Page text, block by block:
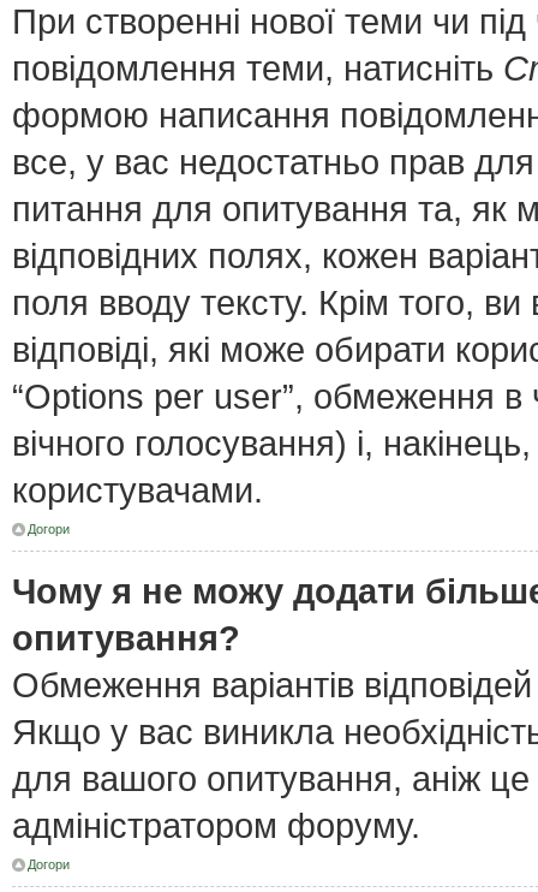
При створенні нової теми чи
повідомлення теми, натисніть
формою написання
все, у вас недостатньо прав
питання для опитування та, як
відповідних полях, кожен
поля вводу тексту. Крім того, ви
відповіді, які може обирати
“Options per user”, обмеження в
вічного голосування) і,
користувачами.
Догори
Чому я не можу додати
опитування?
Обмеження варіантів
Якщо у вас виникла
для вашого опитування, аніж
адміністратором форуму.
Догори